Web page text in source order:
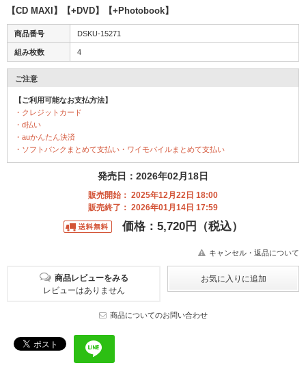
【CD MAXI】【+DVD】【+Photobook】
商品番号 DSKU-15271
組み枚数 4
ご注意
【ご利用可能なお支払方法】
・クレジットカード
・d払い
・auかんたん決済
・ソフトバンクまとめて支払い・ワイモバイルまとめて支払い
発売日：2026年02月18日
販売開始： 2025年12月22日 18:00
販売終了： 2026年01月14日 17:59
価格：5,720円（税込）
キャンセル・返品について
商品レビューをみる
レビューはありません
商品についてのお問い合わせ